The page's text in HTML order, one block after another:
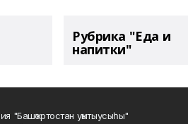
Рубрика "Еда и
напитки"
"Башҡортостан уҡытыусыһы"